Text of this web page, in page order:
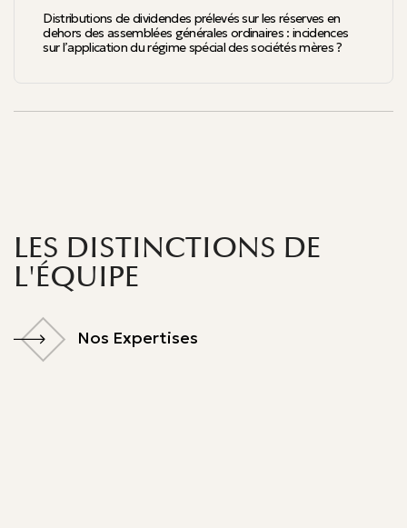
Distributions de dividendes prélevés sur les réserves en
dehors des assemblées générales ordinaires : incidences
sur l’application du régime spécial des sociétés mères ?
LES DISTINCTIONS DE
L'ÉQUIPE
Nos Expertises